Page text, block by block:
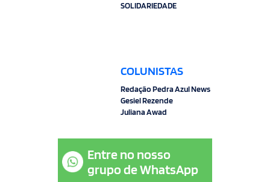
SOLIDARIEDADE
COLUNISTAS
Redação Pedra Azul News
Gesiel Rezende
Juliana Awad
Entre no nosso
grupo de WhatsApp